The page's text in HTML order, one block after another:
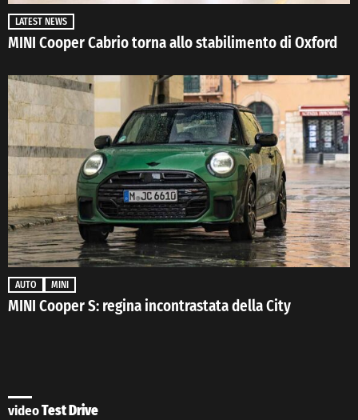
LATEST NEWS
MINI Cooper Cabrio torna allo stabilimento di Oxford
AUTO MINI
MINI Cooper S: regina incontrastata della City
videoTest Drive